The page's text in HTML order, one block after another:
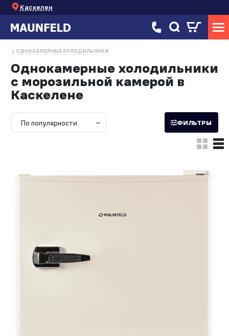
Каскелен
ОДНОКАМЕРНЫЕ ХОЛОДИЛЬНИКИ
Однокамерные холодильники
с морозильной камерой в
Каскелене
По популярности ФИЛЬТРЫ